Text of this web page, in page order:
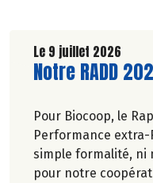
Le 9 juillet 2026
Lire la suite
Notre RADD
Pour Biocoop, le
Performance extra-
simple formalité, ni
pour notre